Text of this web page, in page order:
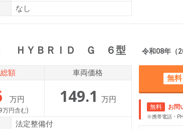
なし
ＨＹＢＲＩＤ Ｇ ６型 令和08年（2026年）
額
万円
万円含む)
車両価格
149.1 万円
法定整備付
無料
無料 お問
※携帯電話・